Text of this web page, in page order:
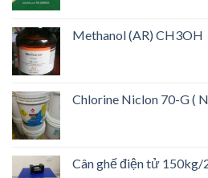
Methanol (AR) CH3OH
Chlorine Niclon 70-G (
Cân ghế điện tử 150kg/